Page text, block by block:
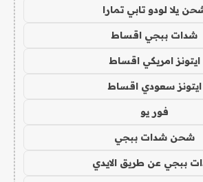
يلا لودو تابي تمارا
شدات ببجي اقساط
ايتونز امريكي اقساط
ايتونز سعودي اقساط
فور يو
شحن شدات ببجي
ببجي عن طريق الايدي